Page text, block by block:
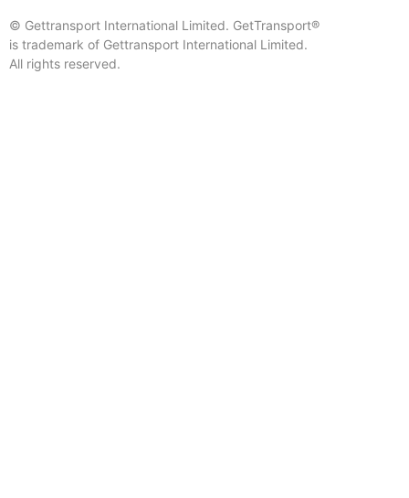
© Gettransport International Limited. GetTransport®
is trademark of Gettransport International Limited.
All rights reserved.